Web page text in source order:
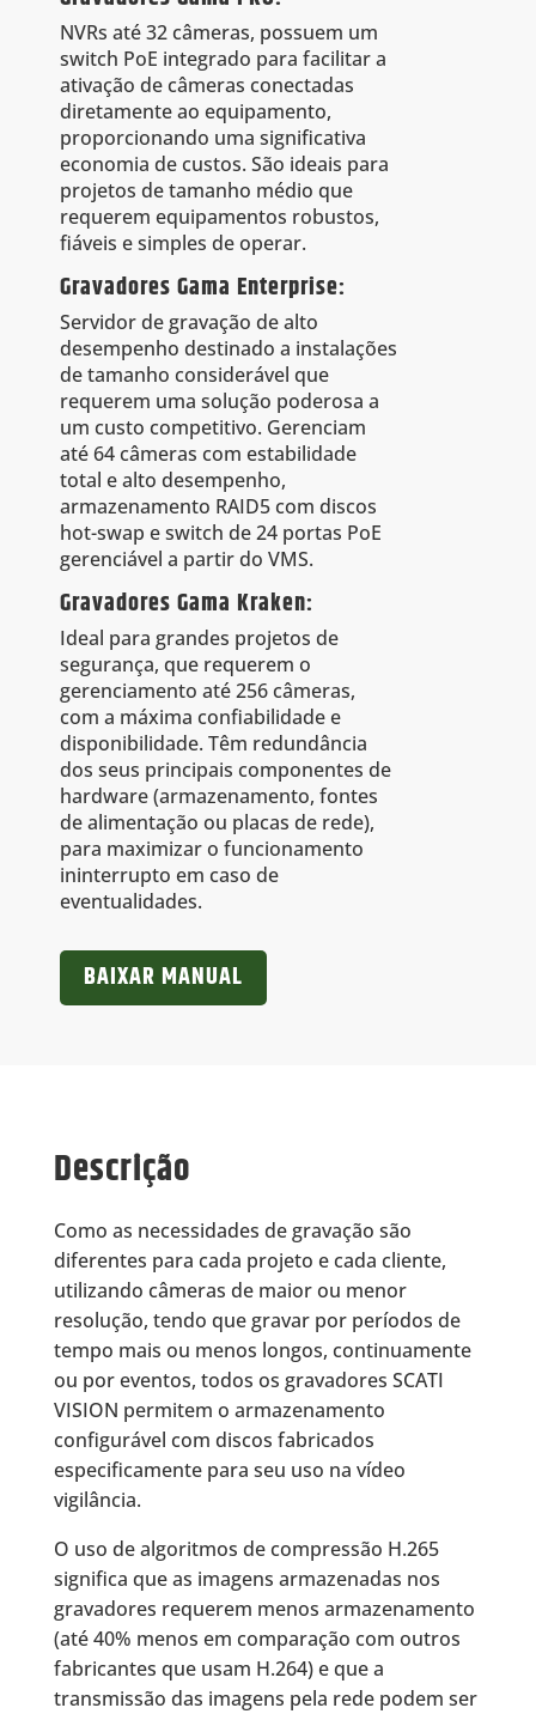
NVRs até 32 câmeras, possuem um
switch PoE integrado para facilitar a
ativação de câmeras conectadas
diretamente ao equipamento,
proporcionando uma significativa
economia de custos. São ideais para
projetos de tamanho médio que
requerem equipamentos robustos,
fiáveis e simples de operar.
Gravadores Gama Enterprise:
Servidor de gravação de alto
desempenho destinado a instalações
de tamanho considerável que
requerem uma solução poderosa a
um custo competitivo. Gerenciam
até 64 câmeras com estabilidade
total e alto desempenho,
armazenamento RAID5 com discos
hot-swap e switch de 24 portas PoE
gerenciável a partir do VMS.
Gravadores Gama Kraken:
Ideal para grandes projetos de
segurança, que requerem o
gerenciamento até 256 câmeras,
com a máxima confiabilidade e
disponibilidade. Têm redundância
dos seus principais componentes de
hardware (armazenamento, fontes
de alimentação ou placas de rede),
para maximizar o funcionamento
ininterrupto em caso de
eventualidades.
BAIXAR MANUAL
Descrição
Como as necessidades de gravação são
diferentes para cada projeto e cada cliente,
utilizando câmeras de maior ou menor
resolução, tendo que gravar por períodos de
tempo mais ou menos longos, continuamente
ou por eventos, todos os gravadores SCATI
VISION permitem o armazenamento
configurável com discos fabricados
especificamente para seu uso na vídeo
vigilância.
O uso de algoritmos de compressão H.265
significa que as imagens armazenadas nos
gravadores requerem menos armazenamento
(até 40% menos em comparação com outros
fabricantes que usam H.264) e que a
transmissão das imagens pela rede podem ser